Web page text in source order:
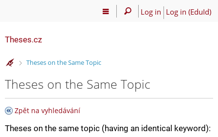
Log in Log in (EduId)
Theses.cz
>
Theses on the Same Topic
Theses on the Same Topic
Zpět na vyhledávání
Theses on the same topic (having an identical keyword):